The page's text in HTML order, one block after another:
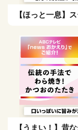
【ほっと一息】
【うまい！】昔